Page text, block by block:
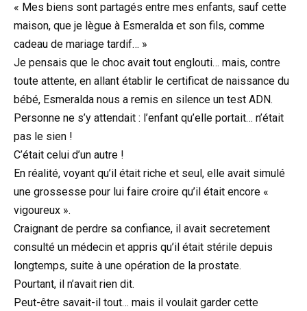
« Mes biens sont partagés entre mes enfants, sauf cette
maison, que je lègue à Esmeralda et son fils, comme
cadeau de mariage tardif… »
Je pensais que le choc avait tout englouti… mais, contre
toute attente, en allant établir le certificat de naissance du
bébé, Esmeralda nous a remis en silence un test ADN.
Personne ne s’y attendait : l’enfant qu’elle portait… n’était
pas le sien !
C’était celui d’un autre !
En réalité, voyant qu’il était riche et seul, elle avait simulé
une grossesse pour lui faire croire qu’il était encore «
vigoureux ».
Craignant de perdre sa confiance, il avait secretement
consulté un médecin et appris qu’il était stérile depuis
longtemps, suite à une opération de la prostate.
Pourtant, il n’avait rien dit.
Peut-être savait-il tout… mais il voulait garder cette